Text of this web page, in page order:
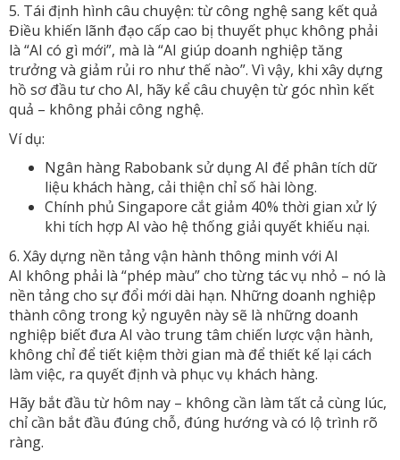
5. Tái định hình câu chuyện: từ công nghệ sang kết quả
Điều khiến lãnh đạo cấp cao bị thuyết phục không phải
là “AI có gì mới”, mà là “AI giúp doanh nghiệp tăng
trưởng và giảm rủi ro như thế nào”. Vì vậy, khi xây dựng
hồ sơ đầu tư cho AI, hãy kể câu chuyện từ góc nhìn kết
quả – không phải công nghệ.
Ví dụ:
Ngân hàng Rabobank sử dụng AI để phân tích dữ
liệu khách hàng, cải thiện chỉ số hài lòng.
Chính phủ Singapore cắt giảm 40% thời gian xử lý
khi tích hợp AI vào hệ thống giải quyết khiếu nại.
6. Xây dựng nền tảng vận hành thông minh với AI
AI không phải là “phép màu” cho từng tác vụ nhỏ – nó là
nền tảng cho sự đổi mới dài hạn. Những doanh nghiệp
thành công trong kỷ nguyên này sẽ là những doanh
nghiệp biết đưa AI vào trung tâm chiến lược vận hành,
không chỉ để tiết kiệm thời gian mà để thiết kế lại cách
làm việc, ra quyết định và phục vụ khách hàng.
Hãy bắt đầu từ hôm nay – không cần làm tất cả cùng lúc,
chỉ cần bắt đầu đúng chỗ, đúng hướng và có lộ trình rõ
ràng.